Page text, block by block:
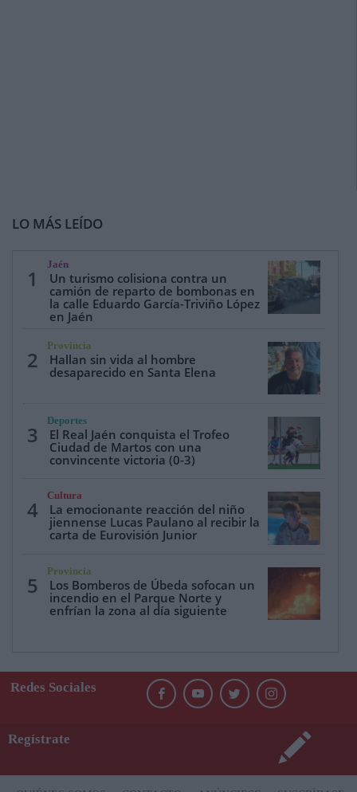
LO MÁS LEÍDO
1
Jaén
Un turismo colisiona contra un
camión de reparto de bombonas en
la calle Eduardo García-Triviño López
en Jaén
2
Provincia
Hallan sin vida al hombre
desaparecido en Santa Elena
3
Deportes
El Real Jaén conquista el Trofeo
Ciudad de Martos con una
convincente victoria (0-3)
4
Cultura
La emocionante reacción del niño
jiennense Lucas Paulano al recibir la
carta de Eurovisión Junior
5
Provincia
Los Bomberos de Úbeda sofocan un
incendio en el Parque Norte y
enfrían la zona al día siguiente
Redes Sociales
Regístrate